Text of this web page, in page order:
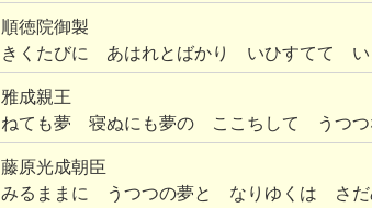
順徳院御製
きくたびに あはれとばかり いひすてて い
雅成親王
ねても夢 寝ぬにも夢の ここちして うつつ
藤原光成朝臣
みるままに うつつの夢と なりゆくは さだ